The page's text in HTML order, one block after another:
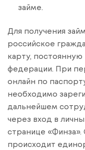
займе.
Для получения
российское
карту,
федерации. При
онлайн по
необходимо
дальнейшем
через вход в
странице «Финза».
происходит